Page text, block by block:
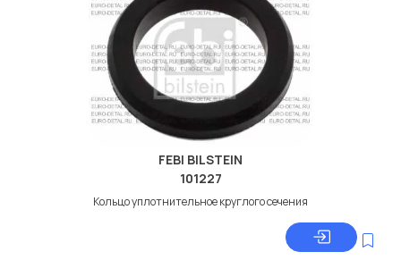
FEBI BILSTEIN
101227
Кольцо уплотнительное круглого сечения